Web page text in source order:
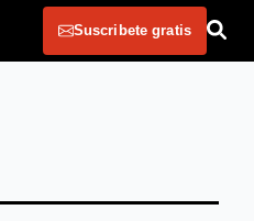
Suscribete gratis